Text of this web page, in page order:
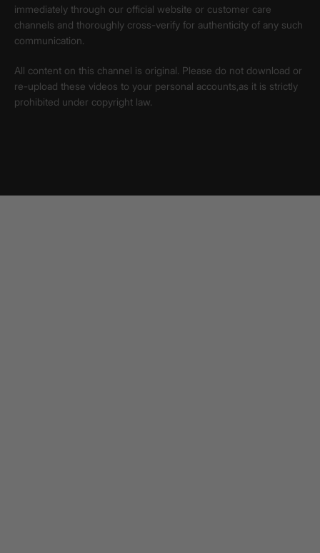
immediately through our official website or customer care
channels and thoroughly cross-verify for authenticity of any such
communication.
All content on this channel is original. Please do not download or
re-upload these videos to your personal accounts,as it is strictly
prohibited under copyright law.